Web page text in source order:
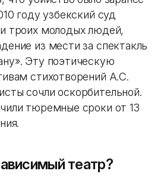
году узбекский суд
троих молодых людей,
из мести за спектакль
Эту поэтическую
стихотворений А.С.
сочли оскорбительной.
тюремные сроки от 13
театр?